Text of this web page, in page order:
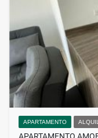
APARTAMENTO